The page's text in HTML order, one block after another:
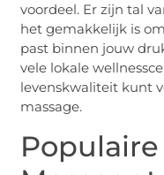
voordeel. Er zijn tal
het gemakkelijk is
past binnen jouw
vele lokale
levenskwaliteit kunt
massage.
Populaire